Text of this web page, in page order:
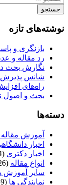
جستجو
نوشته‌های تازه
بازنگری و
رد مقاله و
نگارش بحث
شانس پذیرش
راه‌های
بحث و اصول
دسته‌ها
آموزش
اخبار
اخبار دکتری (4)
انواع مقاله (26)
سایر آموزش
نمایندگی ها (59)